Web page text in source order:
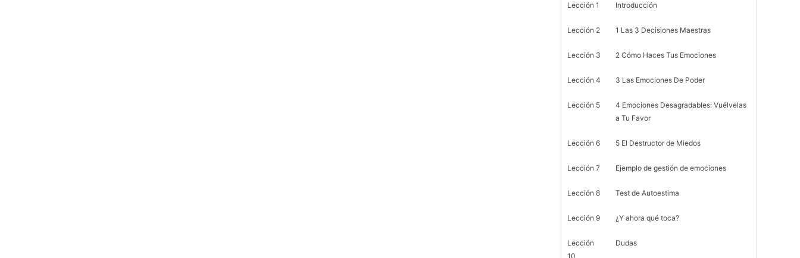
Lección 1 Introducción
Lección 2 1 Las 3 Decisiones Maestras
Lección 3 2 Cómo Haces Tus Emociones
Lección 4 3 Las Emociones De Poder
Lección 5
4 Emociones Desagradables: Vuélvelas
a Tu Favor
Lección 6 5 El Destructor de Miedos
Lección 7 Ejemplo de gestión de emociones
Lección 8 Test de Autoestima
Lección 9 ¿Y ahora qué toca?
Lección
10
Dudas